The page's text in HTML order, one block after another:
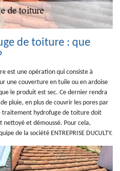
de toiture : que
est une opération qui consiste à
une couverture en tuile ou en ardoise
le produit est sec. Ce dernier rendra
pluie, en plus de couvrir les pores par
traitement hydrofuge de toiture doit
nettoyé et démoussé. Pour cela,
de la société ENTREPRISE DUCULTY.